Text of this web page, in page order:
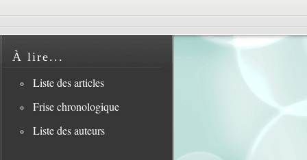
À lire...
Liste des articles
Frise chronologique
Liste des auteurs